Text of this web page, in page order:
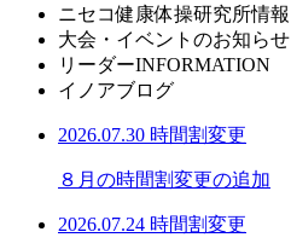
ニセコ健康体操研究所情報
大会・イベントのお知らせ
リーダーINFORMATION
イノアブログ
2026.07.30 時間割変更
８月の時間割変更の追加
2026.07.24 時間割変更